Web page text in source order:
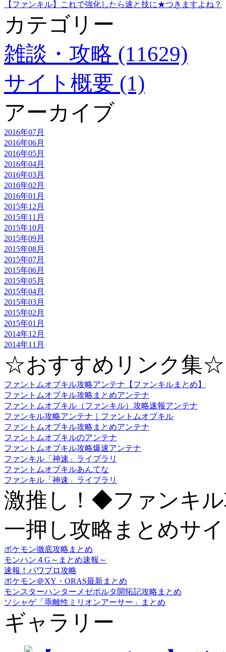
【ファンキル】これで強化したら速と技に★つきますよね？
カテゴリー
雑談・攻略 (11629)
サイト概要 (1)
アーカイブ
2016年07月
2016年06月
2016年05月
2016年04月
2016年03月
2016年02月
2016年01月
2015年12月
2015年11月
2015年10月
2015年09月
2015年08月
2015年07月
2015年06月
2015年05月
2015年04月
2015年03月
2015年02月
2015年01月
2014年12月
2014年11月
☆おすすめリンク集☆
ファントムオブキル攻略アンテナ【ファンキルまとめ】
ファントムオブキル攻略まとめアンテナ
ファントムオブキル（ファンキル）攻略速報アンテナ
ファンキル攻略アンテナ｜ファントムオブキル
ファントムオブキル攻略まとめアンテナ
ファントムオブキルのアンテナ
ファントムオブキル攻略爆速アンテナ
ファンキル「神速」ライブラリ
ファントムオブキルあんてな
ファンキル「神速」ライブラリ
激推し！◆ファンキ
一押し攻略まとめサ
ポケモン徹底攻略まとめ
モンハン４G～まとめ速報～
速報！パワプロ攻略
ポケモン＠XY・ORAS最新まとめ
モンスターハンターメゼポルタ開拓記攻略まとめ
ソシャゲ「乖離性ミリオンアーサー」まとめ
ギャラリー